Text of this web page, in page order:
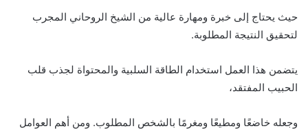
حيث يحتاج إلى خبرة ومهارة عالية من الشيخ الروحاني المجرب
لتحقيق النتيجة المطلوبة.
يتضمن هذا العمل استخدام الطاقة السلبية والمحتواة لجذب قلب
الحبيب المفتقد،
وجعله خاضعًا ومطيعًا ومغرمًا بالشخص المطلوب. ومن أهم العوامل